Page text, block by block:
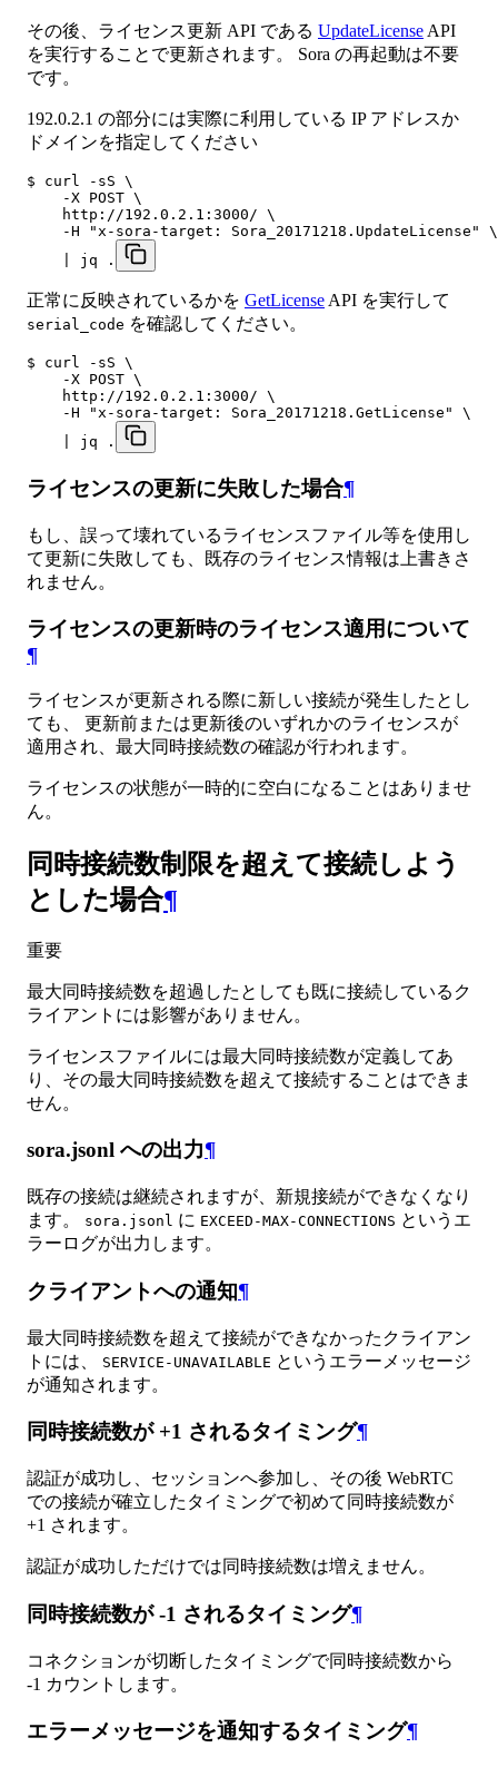
その後、ライセンス更新 API である UpdateLicense API
を実行することで更新されます。 Sora の再起動は不要
です。
192.0.2.1 の部分には実際に利用している IP アドレスか
ドメインを指定してください
$ curl -sS \
    -X POST \
    http://192.0.2.1:3000/ \
    -H "x-sora-target: Sora_20171218.UpdateLicense" \
    | jq .
正常に反映されているかを GetLicense API を実行して
serial_code を確認してください。
$ curl -sS \
    -X POST \
    http://192.0.2.1:3000/ \
    -H "x-sora-target: Sora_20171218.GetLicense" \
    | jq .
ライセンスの更新に失敗した場合¶
もし、誤って壊れているライセンスファイル等を使用し
て更新に失敗しても、既存のライセンス情報は上書きさ
れません。
ライセンスの更新時のライセンス適用について
¶
ライセンスが更新される際に新しい接続が発生したとし
ても、 更新前または更新後のいずれかのライセンスが
適用され、最大同時接続数の確認が行われます。
ライセンスの状態が一時的に空白になることはありませ
ん。
同時接続数制限を超えて接続しよう
とした場合¶
重要
最大同時接続数を超過したとしても既に接続しているク
ライアントには影響がありません。
ライセンスファイルには最大同時接続数が定義してあ
り、その最大同時接続数を超えて接続することはできま
せん。
sora.jsonl への出力¶
既存の接続は継続されますが、新規接続ができなくなり
ます。
sora.jsonl に EXCEED-MAX-CONNECTIONS というエ
ラーログが出力します。
クライアントへの通知¶
最大同時接続数を超えて接続ができなかったクライアン
トには、
SERVICE-UNAVAILABLE というエラーメッセージ
が通知されます。
同時接続数が +1 されるタイミング¶
認証が成功し、セッションへ参加し、その後 WebRTC
での接続が確立したタイミングで初めて同時接続数が
+1 されます。
認証が成功しただけでは同時接続数は増えません。
同時接続数が -1 されるタイミング¶
コネクションが切断したタイミングで同時接続数から
-1 カウントします。
エラーメッセージを通知するタイミング¶